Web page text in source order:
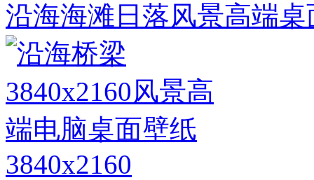
沿海海滩日落风景高端
3840x2160